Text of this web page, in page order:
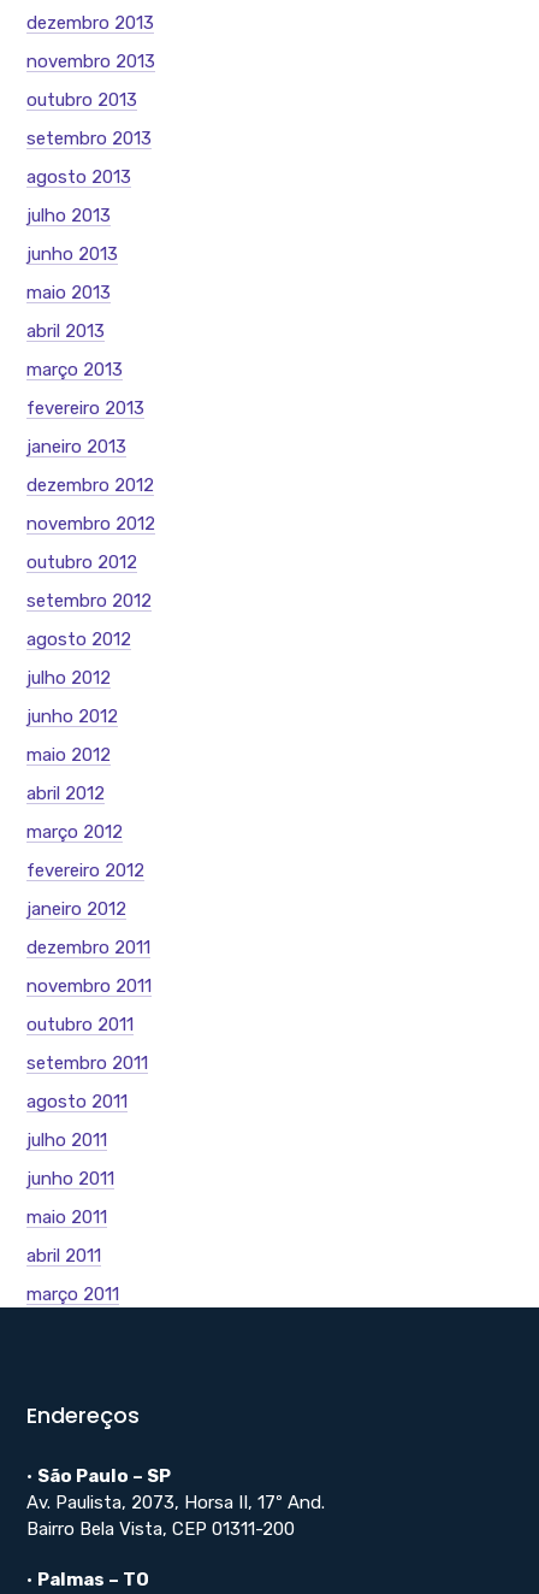
dezembro 2013
novembro 2013
outubro 2013
setembro 2013
agosto 2013
julho 2013
junho 2013
maio 2013
abril 2013
março 2013
fevereiro 2013
janeiro 2013
dezembro 2012
novembro 2012
outubro 2012
setembro 2012
agosto 2012
julho 2012
junho 2012
maio 2012
abril 2012
março 2012
fevereiro 2012
janeiro 2012
dezembro 2011
novembro 2011
outubro 2011
setembro 2011
agosto 2011
julho 2011
junho 2011
maio 2011
abril 2011
março 2011
Endereços
• São Paulo – SP
Av. Paulista, 2073, Horsa II, 17º And.
Bairro Bela Vista, CEP 01311-200
• Palmas – TO